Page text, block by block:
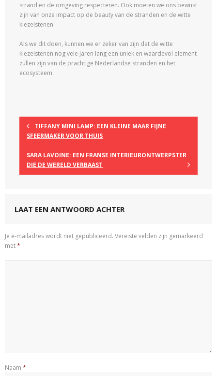
strand en de omgeving respecteren. Ook moeten we ons bewust
zijn van onze impact op de beauty van de stranden en de witte
kiezelstenen.
Als we dit doen, kunnen we er zeker van zijn dat de witte
kiezelstenen nog vele jaren lang een uniek en waardevol element
zullen zijn van de prachtige Nederlandse stranden en het
ecosysteem.
TIFFANY MINI LAMP: EEN KLEINE MAAR FIJNE
SFEERMAKER VOOR THUIS
SARA LAVOINE: EEN FRANSE INTERIEURONTWERPSTER
DIE DE WERELD VERBAAST
LAAT EEN ANTWOORD ACHTER
Je e-mailadres wordt niet gepubliceerd. Vereiste velden zijn gemarkeerd
met*
Naam *